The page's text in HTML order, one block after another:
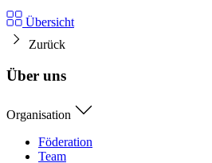
Übersicht
Zurück
Über uns
Organisation
Föderation
Team